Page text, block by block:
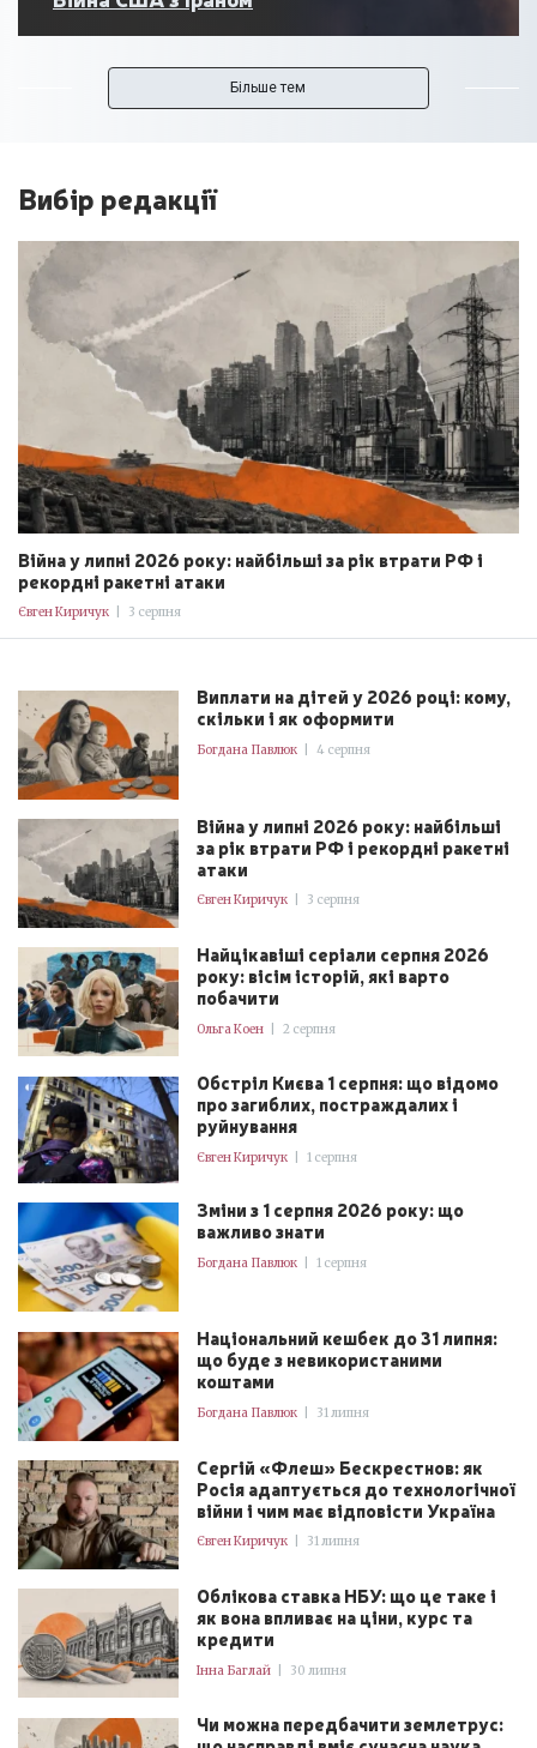
Більше тем
Виплати на дітей у 2026 році: кому,
скільки і як оформити
Богдана Павлюк 4 серпня
Війна у липні 2026 року: найбільші
за рік втрати РФ і рекордні ракетні
атаки
Євген Киричук 3 серпня
Найцікавіші серіали серпня 2026
року: вісім історій, які варто
побачити
Ольга Коен 2 серпня
Обстріл Києва 1 серпня: що відомо
про загиблих, постраждалих і
руйнування
Євген Киричук 1 серпня
Зміни з 1 серпня 2026 року: що
важливо знати
Богдана Павлюк 1 серпня
Національний кешбек до 31 липня:
що буде з невикористаними
коштами
Богдана Павлюк 31 липня
Сергій «Флеш» Бескрестнов: як
Росія адаптується до технологічної
війни і чим має відповісти Україна
Євген Киричук 31 липня
Облікова ставка НБУ: що це таке і
як вона впливає на ціни, курс та
кредити
Інна Баглай 30 липня
Чи можна передбачити землетрус:
Вибір редакції
Війна у липні 2026 року: найбільші за рік втрати РФ і
рекордні ракетні атаки
Євген Киричук 3 серпня